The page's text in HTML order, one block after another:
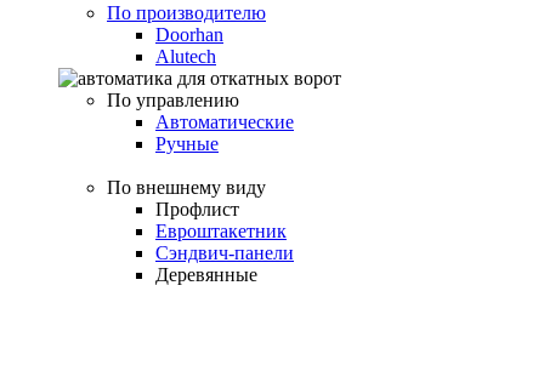
По производителю
Doorhan
Alutech
По управлению
Автоматические
Ручные
По внешнему виду
Профлист
Евроштакетник
Сэндвич-панели
Деревянные